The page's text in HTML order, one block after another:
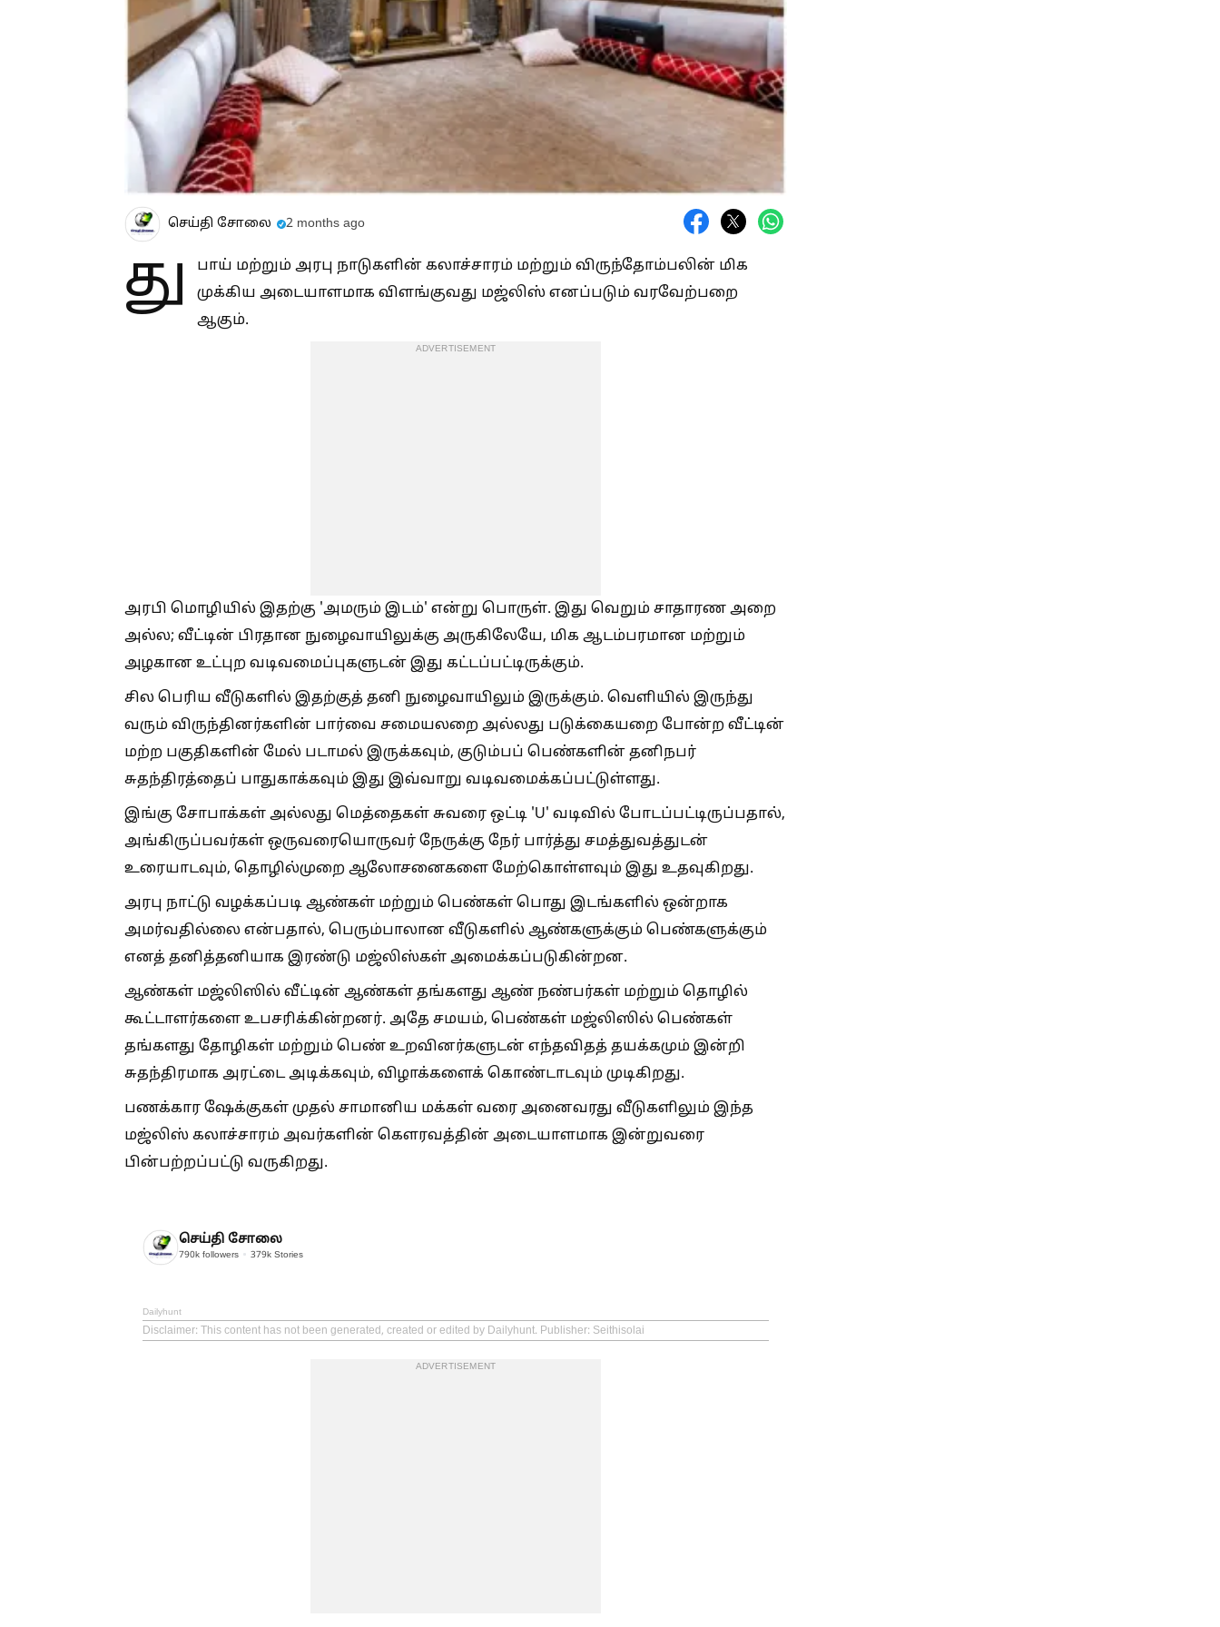
செய்தி சோலை 2 months ago
து
பாய் மற்றும் அரபு நாடுகளின் கலாச்சாரம் மற்றும் விருந்தோம்பலின் மிக
முக்கிய அடையாளமாக விளங்குவது மஜ்லிஸ் எனப்படும் வரவேற்பறை
ஆகும்.
ADVERTISEMENT
அரபி மொழியில் இதற்கு 'அமரும் இடம்' என்று பொருள். இது வெறும் சாதாரண அறை
அல்ல; வீட்டின் பிரதான நுழைவாயிலுக்கு அருகிலேயே, மிக ஆடம்பரமான மற்றும்
அழகான உட்புற வடிவமைப்புகளுடன் இது கட்டப்பட்டிருக்கும்.
சில பெரிய வீடுகளில் இதற்குத் தனி நுழைவாயிலும் இருக்கும். வெளியில் இருந்து
வரும் விருந்தினர்களின் பார்வை சமையலறை அல்லது படுக்கையறை போன்ற வீட்டின்
மற்ற பகுதிகளின் மேல் படாமல் இருக்கவும், குடும்பப் பெண்களின் தனிநபர்
சுதந்திரத்தைப் பாதுகாக்கவும் இது இவ்வாறு வடிவமைக்கப்பட்டுள்ளது.
இங்கு சோபாக்கள் அல்லது மெத்தைகள் சுவரை ஒட்டி 'U' வடிவில் போடப்பட்டிருப்பதால்,
அங்கிருப்பவர்கள் ஒருவரையொருவர் நேருக்கு நேர் பார்த்து சமத்துவத்துடன்
உரையாடவும், தொழில்முறை ஆலோசனைகளை மேற்கொள்ளவும் இது உதவுகிறது.
அரபு நாட்டு வழக்கப்படி ஆண்கள் மற்றும் பெண்கள் பொது இடங்களில் ஒன்றாக
அமர்வதில்லை என்பதால், பெரும்பாலான வீடுகளில் ஆண்களுக்கும் பெண்களுக்கும்
எனத் தனித்தனியாக இரண்டு மஜ்லிஸ்கள் அமைக்கப்படுகின்றன.
ஆண்கள் மஜ்லிஸில் வீட்டின் ஆண்கள் தங்களது ஆண் நண்பர்கள் மற்றும் தொழில்
கூட்டாளர்களை உபசரிக்கின்றனர். அதே சமயம், பெண்கள் மஜ்லிஸில் பெண்கள்
தங்களது தோழிகள் மற்றும் பெண் உறவினர்களுடன் எந்தவிதத் தயக்கமும் இன்றி
சுதந்திரமாக அரட்டை அடிக்கவும், விழாக்களைக் கொண்டாடவும் முடிகிறது.
பணக்கார ஷேக்குகள் முதல் சாமானிய மக்கள் வரை அனைவரது வீடுகளிலும் இந்த
மஜ்லிஸ் கலாச்சாரம் அவர்களின் கௌரவத்தின் அடையாளமாக இன்றுவரை
பின்பற்றப்பட்டு வருகிறது.
செய்தி சோலை
790k followers 379k Stories
Dailyhunt
Disclaimer: This content has not been generated, created or edited by Dailyhunt. Publisher: Seithisolai
ADVERTISEMENT